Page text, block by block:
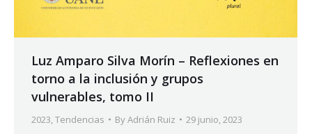
Luz Amparo Silva Morín – Reflexiones en
torno a la inclusión y grupos
vulnerables, tomo II
2023,Tendencias ByAdrián Ruiz 29 junio, 2023